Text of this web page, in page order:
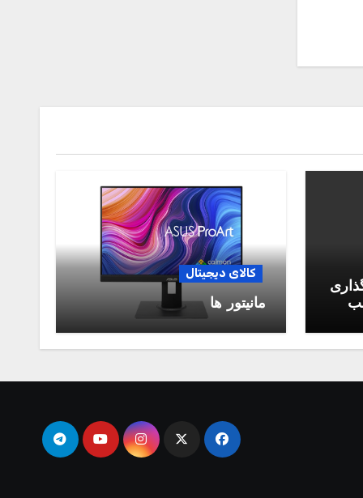
کالای دیجیتال
مانیتور ها